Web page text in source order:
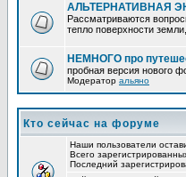
АЛЬТЕРНАТИВНАЯ
Рассматриваются
тепло поверхности
НЕМНОГО про
пробная версия нового
Модератор альяно
Кто сейчас на форуме
Наши пользователи
Всего
Последний